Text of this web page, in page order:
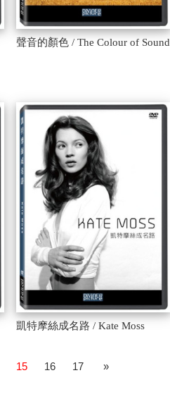
聲音的顏色 / The Colour of Sound
凱特摩絲成名路 / Kate Moss
15 16 17 »